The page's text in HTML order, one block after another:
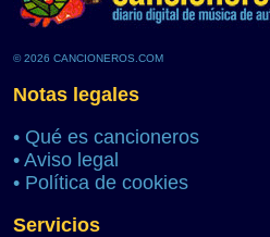
© 2026 CANCIONEROS.COM
Notas legales
• Qué es cancioneros
• Aviso legal
• Política de cookies
Servicios